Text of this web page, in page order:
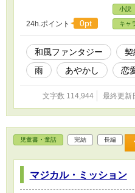
降らせる離縁
三晩降り続い
された花嫁は
神社を去らな
神との離縁後
った。 幼い頃
いう人の存在
いるが美雲神
として扱われ
願っている葵
うだった。 葵
議な雨が降り
降り続いたあ
りやまず……
24h.ポイント 0pt
小説
キャ
和風ファンタジー 契
雨
あやかし 恋
文字数 114,944 最終更新
児童書・童話 完結 長編
マジカル・ミッション